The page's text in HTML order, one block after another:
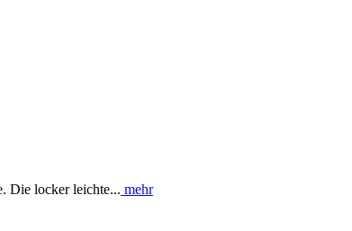
Die locker leichte... mehr